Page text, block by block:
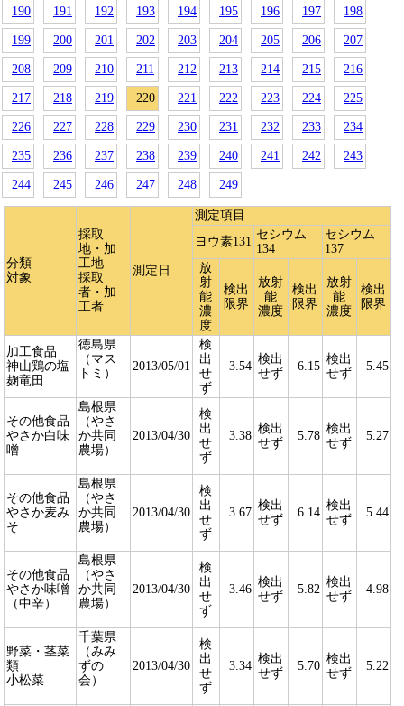
190 191 192 193 194 195 196 197 198
199 200 201 202 203 204 205 206 207
208 209 210 211 212 213 214 215 216
217 218 219 220 221 222 223 224 225
226 227 228 229 230 231 232 233 234
235 236 237 238 239 240 241 242 243
244 245 246 247 248 249
分類
対象
採取
地・加
工地
採取
者・加
工者
測定日
測定項目
ヨウ素131
セシウム
134
セシウム
137
放
射
能
濃
度
検出
限界
放射
能
濃度
検出
限界
放射
能
濃度
検出
限界
加工食品
神山鶏の塩
麹竜田
徳島県
（マス
トミ）
2013/05/01
検
出
せ
ず
3.54
検出
せず
6.15
検出
せず
5.45
その他食品
やさか白味
噌
島根県
（やさ
か共同
農場）
2013/04/30
検
出
せ
ず
3.38
検出
せず
5.78
検出
せず
5.27
その他食品
やさか麦み
そ
島根県
（やさ
か共同
農場）
2013/04/30
検
出
せ
ず
3.67
検出
せず
6.14
検出
せず
5.44
その他食品
やさか味噌
（中辛）
島根県
（やさ
か共同
農場）
2013/04/30
検
出
せ
ず
3.46
検出
せず
5.82
検出
せず
4.98
野菜・茎菜
類
小松菜
千葉県
（みみ
ずの
会）
2013/04/30
検
出
せ
ず
3.34
検出
せず
5.70
検出
せず
5.22